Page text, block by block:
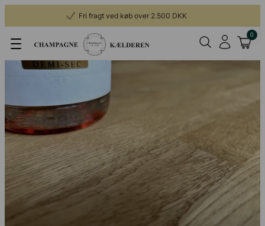
Fri fragt ved køb over 2.500 DKK
0